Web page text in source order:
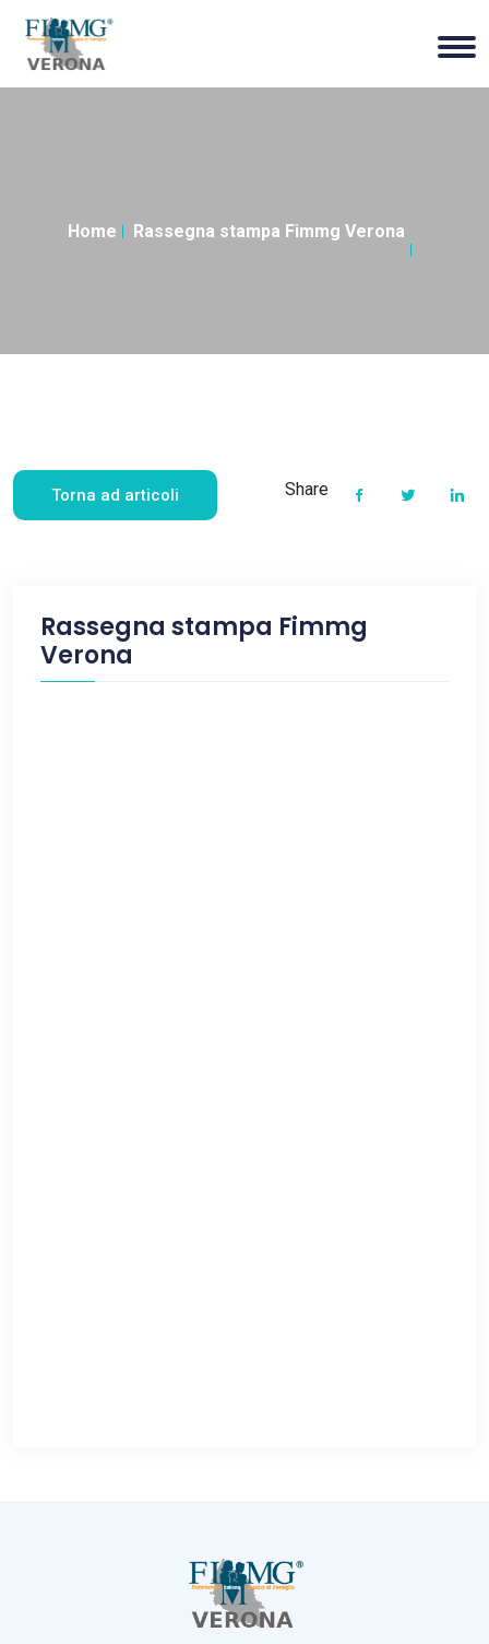
Home Rassegna stampa Fimmg Verona
Torna ad articoli Share
Rassegna stampa Fimmg
Verona